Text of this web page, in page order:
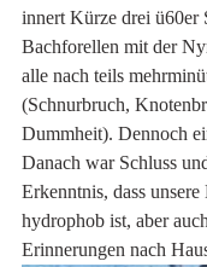
innert Kürze drei ü60er
Bachforellen mit der
alle nach teils
(Schnurbruch,
Dummheit). Dennoch
Danach war Schluss
Erkenntnis, dass
hydrophob ist, aber
Erinnerungen nach